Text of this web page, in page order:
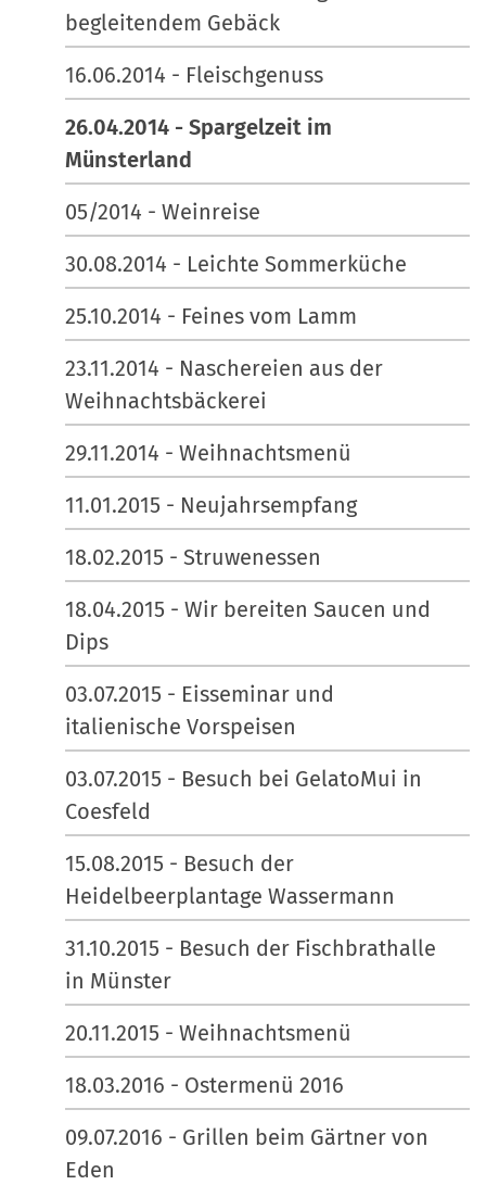
begleitendem Gebäck
16.06.2014 - Fleischgenuss
26.04.2014 - Spargelzeit im
Münsterland
05/2014 - Weinreise
30.08.2014 - Leichte Sommerküche
25.10.2014 - Feines vom Lamm
23.11.2014 - Naschereien aus der
Weihnachtsbäckerei
29.11.2014 - Weihnachtsmenü
11.01.2015 - Neujahrsempfang
18.02.2015 - Struwenessen
18.04.2015 - Wir bereiten Saucen und
Dips
03.07.2015 - Eisseminar und
italienische Vorspeisen
03.07.2015 - Besuch bei GelatoMui in
Coesfeld
15.08.2015 - Besuch der
Heidelbeerplantage Wassermann
31.10.2015 - Besuch der Fischbrathalle
in Münster
20.11.2015 - Weihnachtsmenü
18.03.2016 - Ostermenü 2016
09.07.2016 - Grillen beim Gärtner von
Eden